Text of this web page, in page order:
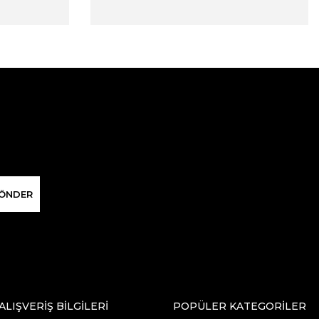
BİLGİLERİ POPÜLER KATEGORİLER